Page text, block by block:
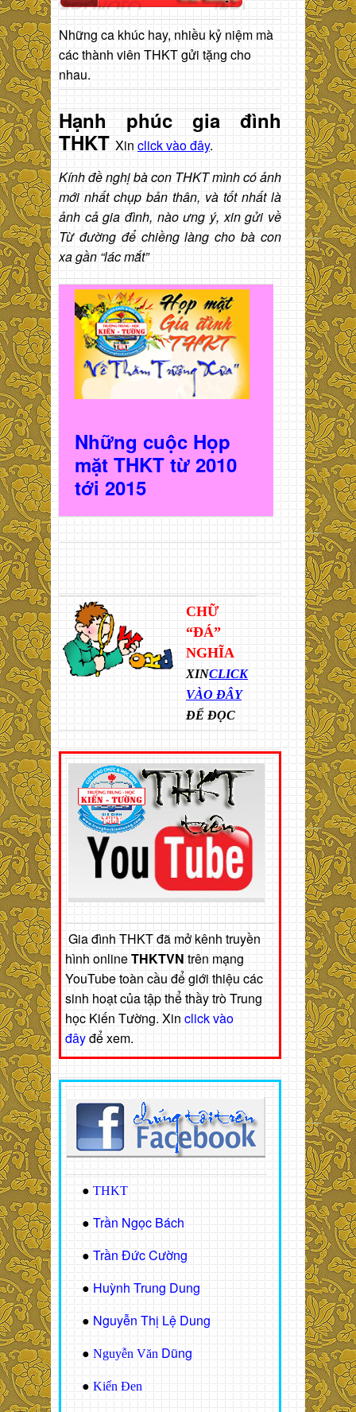
Những ca khúc hay, nhiều kỷ niệm mà
các thành viên THKT gửi tặng cho
nhau.
Hạnh phúc gia đình
THKT Xin click vào đây.
Kính đề nghị bà con THKT mình có ảnh
mới nhất chụp bản thân, và tốt nhất là
ảnh cả gia đình, nào ưng ý, xin gửi về
Từ đường để chiềng làng cho bà con
xa gần “lác mắt”
Những cuộc Họp
mặt THKT từ 2010
tới 2015
CHỮ
“ĐÁ”
NGHĨA
XINCLICK
VÀO ĐÂY
ĐỂ ĐỌC
Gia đình THKT đã mở kênh truyền
hình onlineTHKTVN trên mạng
YouTube toàn cầu để giới thiệu các
sinh hoạt của tập thể thầy trò Trung
học Kiến Tường. Xin click vào
đâyđể xem.
● THKT
● Trần Ngọc Bách
● Trần Đức Cường
● Huỳnh Trung Dung
● Nguyễn Thị Lệ Dung
● Nguyễn Văn Dũng
● Kiến Đen